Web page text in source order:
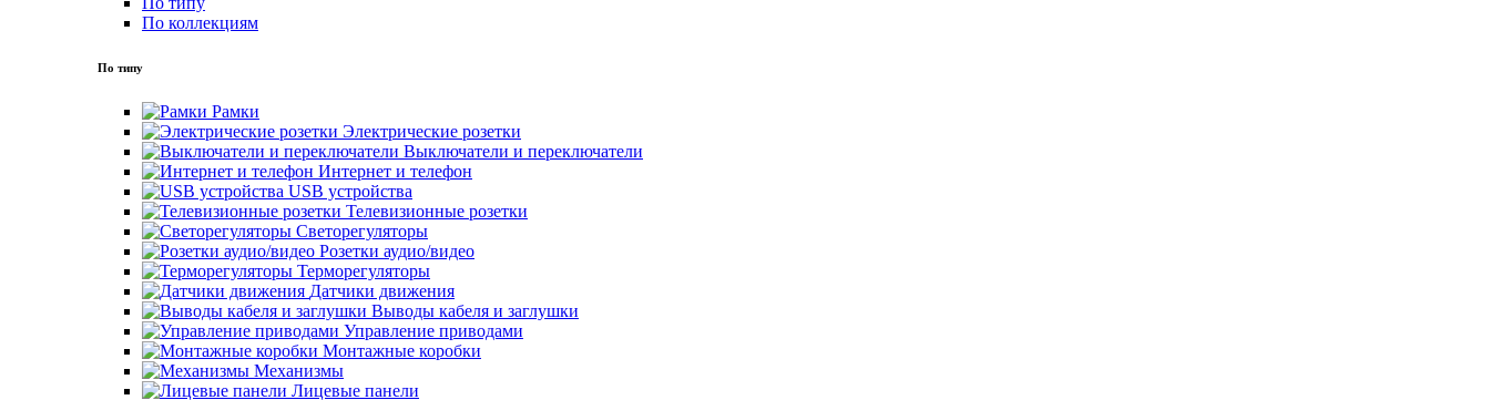
По коллекциям
По типу
Рамки
Электрические розетки
Выключатели и переключатели
Интернет и телефон
USB устройства
Телевизионные розетки
Светорегуляторы
Розетки аудио/видео
Терморегуляторы
Датчики движения
Выводы кабеля и заглушки
Управление приводами
Монтажные коробки
Механизмы
Лицевые панели